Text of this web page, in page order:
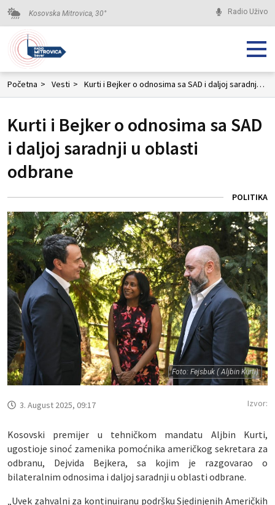
Kosovska Mitrovica, 30° Radio Uživo
Početna > Vesti > Kurti i Bejker o odnosima sa SAD i daljoj saradnji u oblasti odbrane
Kurti i Bejker o odnosima sa SAD
i daljoj saradnji u oblasti
odbrane
POLITIKA
Foto: Fejsbuk ( Aljbin Kurti)
3. August 2025, 09:17 Izvor:
Kosovski premijer u tehničkom mandatu Aljbin Kurti,
ugostioje sinoć zamenika pomoćnika američkog sekretara za
odbranu, Dejvida Bejkera, sa kojim je razgovarao o
bilateralnim odnosima i daljoj saradnji u oblasti odbrane.
„Uvek zahvalni za kontinuiranu podršku Sjedinjenih Američkih